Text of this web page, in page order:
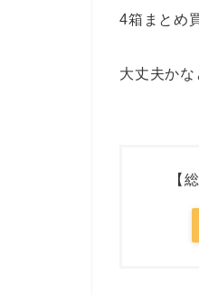
4箱まとめ
大丈夫か
【